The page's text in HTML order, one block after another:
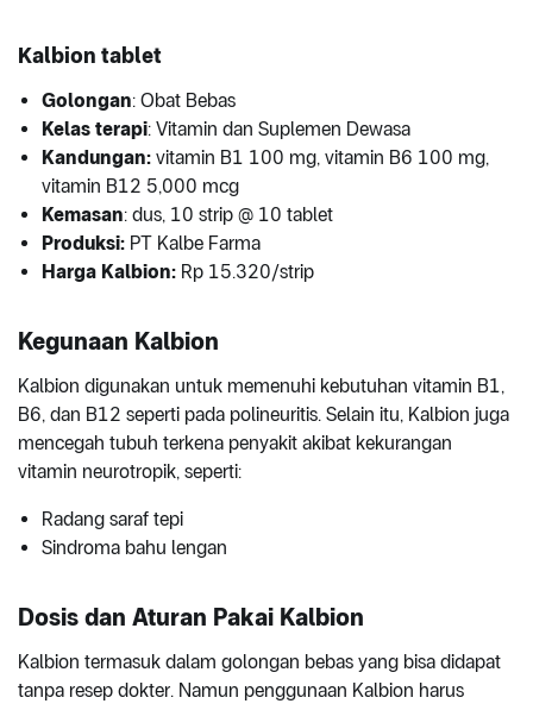
Kalbion tablet
Golongan: Obat Bebas
Kelas terapi: Vitamin dan Suplemen Dewasa
Kandungan: vitamin B1 100 mg, vitamin B6 100 mg,
vitamin B12 5,000 mcg
Kemasan: dus, 10 strip @ 10 tablet
Produksi: PT Kalbe Farma
Harga Kalbion: Rp 15.320/strip
Kegunaan Kalbion
Kalbion digunakan untuk memenuhi kebutuhan vitamin B1,
B6, dan B12 seperti pada polineuritis. Selain itu, Kalbion juga
mencegah tubuh terkena penyakit akibat kekurangan
vitamin neurotropik, seperti:
Radang saraf tepi
Sindroma bahu lengan
Dosis dan Aturan Pakai Kalbion
Kalbion termasuk dalam golongan bebas yang bisa didapat
tanpa resep dokter. Namun penggunaan Kalbion harus